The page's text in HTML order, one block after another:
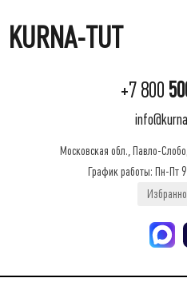
KURNA-TUT
+7 800
Московская обл., Павло-
График работы: Пн-Пт